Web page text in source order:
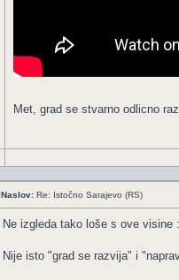
Met, grad se stvarno odlicno
Naslov: Re: Istočno Sarajevo (RS)
Ne izgleda tako loše s ove visine
Nije isto "grad se razvija" i